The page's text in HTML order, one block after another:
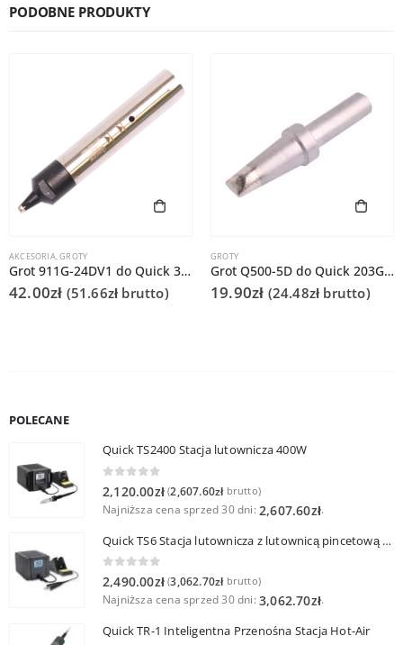
PODOBNE PRODUKTY
AKCESORIA,GROTY
Grot 911G-24DV1 do Quick 378C
42.00zł (51.66zł brutto)
GROTY
Grot Q500-5D do Quick 203G/TS2300
19.90zł (24.48zł brutto)
POLECANE
Quick TS2400 Stacja lutownicza 400W
2,120.00zł (2,607.60złbrutto)
Najniższa cena sprzed 30 dni: 2,607.60zł.
Quick TS6 Stacja lutownicza z lutownicą pincetową 60W
0 out of 5
2,490.00zł (3,062.70złbrutto)
Najniższa cena sprzed 30 dni: 3,062.70zł.
Quick TR-1 Inteligentna Przenośna Stacja Hot-Air